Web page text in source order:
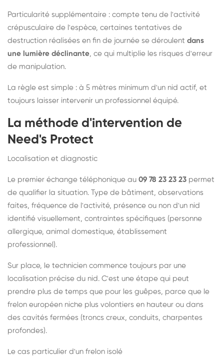
Particularité supplémentaire : compte tenu de l'activité
crépusculaire de l'espèce, certaines tentatives de
destruction réalisées en fin de journée se déroulent dans
une lumière déclinante, ce qui multiplie les risques d'erreur
de manipulation.
La règle est simple : à 5 mètres minimum d'un nid actif, et
toujours laisser intervenir un professionnel équipé.
La méthode d'intervention de
Need's Protect
Localisation et diagnostic
Le premier échange téléphonique au 09 78 23 23 23 permet
de qualifier la situation. Type de bâtiment, observations
faites, fréquence de l'activité, présence ou non d'un nid
identifié visuellement, contraintes spécifiques (personne
allergique, animal domestique, établissement
professionnel).
Sur place, le technicien commence toujours par une
localisation précise du nid. C'est une étape qui peut
prendre plus de temps que pour les guêpes, parce que le
frelon européen niche plus volontiers en hauteur ou dans
des cavités fermées (troncs creux, conduits, charpentes
profondes).
Le cas particulier d'un frelon isolé